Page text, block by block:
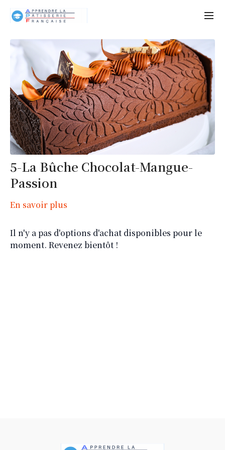
5-La Bûche Chocolat-Mangue-
Passion
En savoir plus
Il n'y a pas d'options d'achat disponibles pour le
moment. Revenez bientôt !